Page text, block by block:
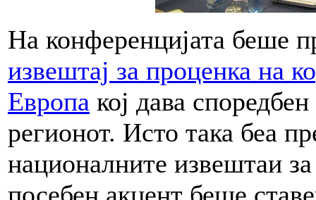
На конференцијата беше
извештај за проценка на
Европа кој дава
регионот. Исто така беа
националните извештаи